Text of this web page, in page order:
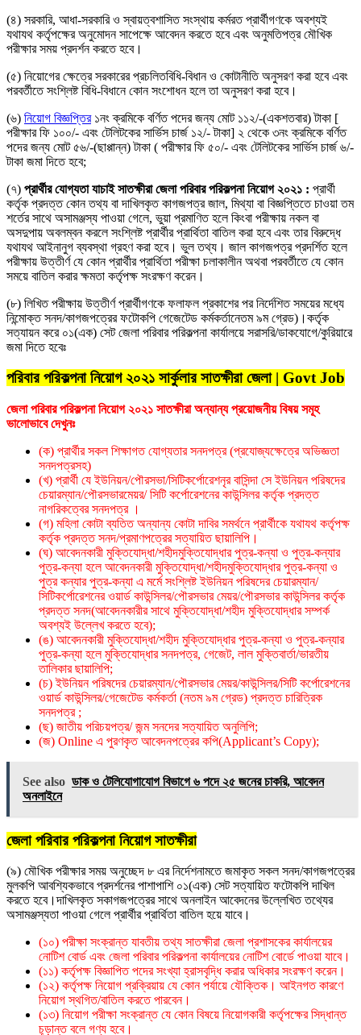
(৪) সরকারি, আধা-সরকারি ও স্বায়ত্বশাসিত সংস্থায় কর্মরত প্রার্থীগণকে অবশ্যই
যথাযথ কর্তৃপক্ষের অনুমােদন সাপেক্ষে আবেদন করতে হবে এবং অনুমতিপত্র মৌখিক
পরীক্ষার সময় প্রদর্শন করতে হবে।
(৫) নিয়ােগের ক্ষেত্রে সরকারের প্রচলিতবিধি-বিধান ও কোটানীতি অনুসরণ করা হবে এবং
পরবর্তীতে সংশ্লিষ্ট বিধি-বিধানে কোন সংশােধন হলে তা অনুসরণ করা হবে।
(৬) নিয়ােগ বিজ্ঞপ্তির১নং ক্রমিকে বর্ণিত পদের জন্য মােট ১১২/-(একশতবার) টাকা [
পরীক্ষার ফি ১০০/- এবং টেলিটকের সার্ভিস চার্জ ১২/- টাকা] ২ থেকে ৩নং ক্রমিকে বর্ণিত
পদের জন্য মােট ৫৬/-(ছাপ্পান্ন) টাকা ( পরীক্ষার ফি ৫০/- এবং টেলিটকের সার্ভিস চার্জ ৬/-
টাকা জমা দিতে হবে;
(৭) প্রার্থীর যােগ্যতা যাচাই সাতক্ষীরা জেলা পরিবার পরিকল্পনা নিয়োগ ২০২১ : প্রার্থী
কর্তৃক প্রদত্ত কোন তথ্য বা দাখিলকৃত কাগজপত্র জাল, মিথ্যা বা বিজ্ঞপ্তিতে চাওয়া তম
শর্তের সাথে অসামঞ্জস্য পাওয়া গেলে, ভুয়া প্রমাণিত হলে কিংবা পরীক্ষায় নকল বা
অসদুপায় অবলম্বন করলে সংশ্লিষ্ট প্রার্থীর প্রার্থিতা বাতিল করা হবে এবং তার বিরুদ্ধে
যথাযথ আইনানুগ ব্যবস্থা গ্রহণ করা হবে। ভুল তথ্য। জাল কাগজপত্র প্রদর্শিত হলে
পরীক্ষায় উত্তীর্ণ যে কোন প্রার্থীর প্রার্থিতা পরীক্ষা চলাকালীন অথবা পরবর্তীতে যে কোন
সময়ে বাতিল করার ক্ষমতা কর্তৃপক্ষ সংরক্ষণ করেন।
(৮) লিখিত পরীক্ষায় উত্তীর্ণ প্রার্থীগণকে ফলাফল প্রকাশের পর নির্দেশিত সময়ের মধ্যে
নিন্মােক্ত সনদ/কাগজপত্রের ফটোকপি গেজেটেড কর্মকর্তানেতম ৯ম গ্রেড)।কর্তৃক
সত্যায়ন করে ০১(এক) সেট জেলা পরিবার পরিকল্পনা কার্যালয়ে সরাসরি/ডাকযােগে/কুরিয়ারে
জমা দিতে হবেঃ
পরিবার পরিকল্পনা নিয়োগ ২০২১ সার্কুলার সাতক্ষীরা জেলা | Govt Job
জেলা পরিবার পরিকল্পনা নিয়োগ ২০২১ সাতক্ষীরা অন্যান্য প্রয়োজনীয় বিষয় সমূহ
ভালোভাবে দেখুনঃ
(ক) প্রার্থীর সকল শিক্ষাগত যােগ্যতার সনদপত্র (প্রযােজ্যক্ষেত্রে অভিজ্ঞতা
সনদপত্রসহ)
(খ) প্রার্থী যে ইউনিয়ন/পৌরসভা/সিটিকর্পোরেশনৃর বাসিন্দা সে ইউনিয়ন পরিষদের
চেয়ারম্যান/পৌরসভারমেয়র/ সিটি কর্পোরেশনের কাউন্সিলর কর্তৃক প্রদত্ত
নাগরিকত্বের সনদপত্র ।
(গ) মহিলা কোটা ব্যতিত অন্যান্য কোটা দাবির সমর্থনে প্রার্থীকে যথাযথ কর্তৃপক্ষ
কর্তৃক প্রদত্ত সনদ/প্রমাণপত্রের সত্যায়িত ছায়ালিপি।
(ঘ) আবেদনকারী মুক্তিযােদ্ধা/শহীদমুক্তিযােদ্ধার পুত্র-কন্যা ও পুত্র-কন্যার
পুত্র-কন্যা হলে আবেদনকারী মুক্তিযােদ্ধা/শহীদমুক্তিযােদ্ধার পুত্র-কন্যা ও
পুত্র কন্যার পুত্র-কন্যা এ মর্মে সংশ্লিষ্ট ইউনিয়ন পরিষদের চেয়ারম্যান/
সিটিকর্পোরেশনের ওয়ার্ড কাউন্সিলর/পৌরসভার মেয়র/পৌরসভার কাউন্সিলর কর্তৃক
প্রদত্ত সনদ(আবেদনকারীর সাথে মুক্তিযােদ্ধা/শহীদ মুক্তিযােদ্ধার সম্পর্ক
অবশ্যই উল্লেখ করতে হবে);
(ঙ) আবেদনকারী মুক্তিযােদ্ধা/শহীদ মুক্তিযােদ্ধার পুত্র-কন্যা ও পুত্র-কন্যার
পুত্র-কন্যা হলে মুক্তিযােদ্ধার সনদপত্র, গেজেট, লাল মুক্তিবার্তা/ভারতীয়
তালিকার ছায়ালিপি;
(চ) ইউনিয়ন পরিষদের চেয়ারম্যান/পৌরসভার মেয়র/কাউন্সিলর/সিটি কর্পোরেশনের
ওয়ার্ড কাউন্সিলর/গেজেটেড কর্মকর্তা (নতম ৯ম গ্রেড) প্রদত্ত চারিত্রিক
সনদপত্র ;
(ছ) জাতীয় পরিচয়পত্র/ জন্ম সনদের সত্যায়িত অনুলিপি;
(জ) Online এ পুরণকৃত আবেদনপত্রের কপি(Applicant’s Copy);
See also ডাক ও টেলিযোগাযোগ বিভাগে ৬ পদে ২৫ জনের চাকরি, আবেদন
অনলাইনে
জেলা পরিবার পরিকল্পনা নিয়োগ সাতক্ষীরা
(৯) মৌখিক পরীক্ষার সময় অনুচ্ছেদ ৮ এর নির্দেশনামতে জমাকৃত সকল সনদ/কাগজপত্রের
মুলকপি আবশ্যিকভাবে প্রদর্শনের পাশাপাশি ০১(এক) সেট সত্যায়িত ফটোকপি দাখিল
করতে হবে।দাখিলকৃত সকাগজপত্রের সাথে অনলাইন আবেদনের উল্লেখিত তথ্যের
অসামঞ্জস্যতা পাওয়া গেলে প্রার্থীর প্রার্থিতা বাতিল হয়ে যাবে।
(১০) পরীক্ষা সংক্রান্ত যাবতীয় তথ্য সাতক্ষীরা জেলা প্রশাসকের কার্যালয়ের
নােটিশ বাের্ড এবং জেলা পরিবার পরিকল্পনা কার্যালয়ের নােটিশ বাের্ডে পাওয়া যাবে।
(১১) কর্তৃপক্ষ বিজ্ঞাপিত পদের সংখ্যা হ্রাসবৃদ্ধি করার অধিকার সংরক্ষণ করেন।
(১২) কর্তৃপক্ষ নিয়ােগ প্রক্রিয়ায় যে কোন পর্যায়ে যৌক্তিক। আইনগত কারণে
নিয়োগ স্থগিত/বাতিল করতে পারবেন।
(১৩) নিয়ােগ পরীক্ষা সংক্রান্ত যে কোন বিষয়ে নিয়ােগকারী কর্তৃপক্ষের সিদ্ধান্ত
চূড়ান্ত বলে গণ্য হবে।